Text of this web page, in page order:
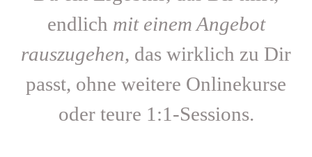
endlich mit einem Angebot
rauszugehen, das wirklich zu Dir
passt, ohne weitere Onlinekurse
oder teure 1:1-Sessions.